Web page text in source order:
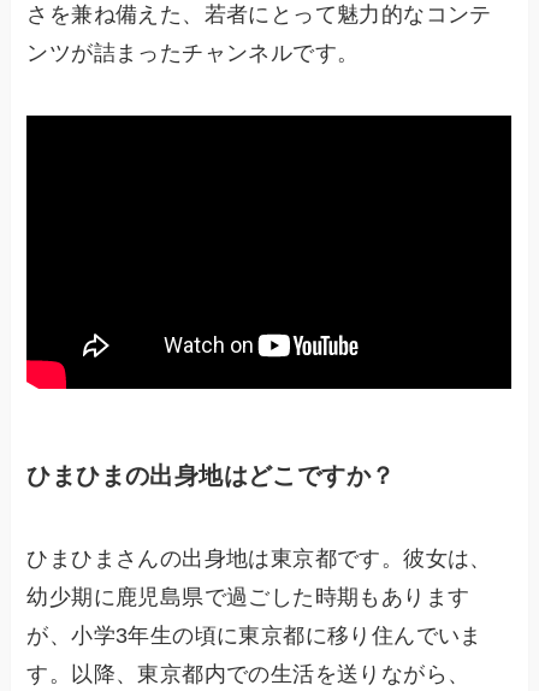
さを兼ね備えた、若者にとって魅力的なコンテ
ンツが詰まったチャンネルです。
ひまひまの出身地はどこですか？
ひまひまさんの出身地は東京都です。彼女は、
幼少期に鹿児島県で過ごした時期もあります
が、小学3年生の頃に東京都に移り住んでいま
す。以降、東京都内での生活を送りながら、